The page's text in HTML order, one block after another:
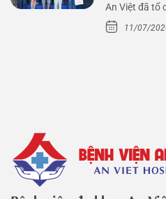
An Việt đã tổ
Mầm Xanh…
11/07/